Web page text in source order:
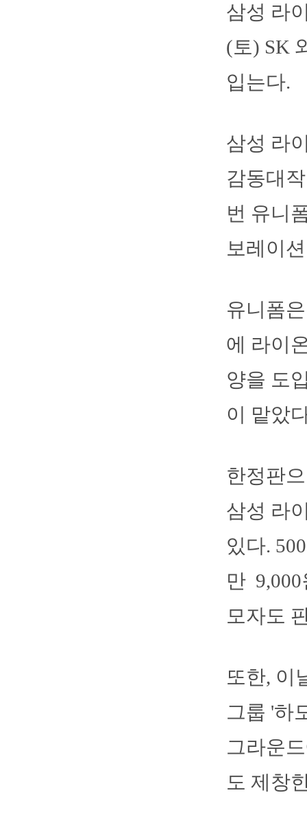
삼성 라
(토) SK
입는다.
삼성 라
감동대
번 유니
보레이
유니폼
에 라이
양을 도
이 맡았
한정판
삼성 라
있다.
만
모자도
또한, 이
그룹 '하
그라운
도 제창